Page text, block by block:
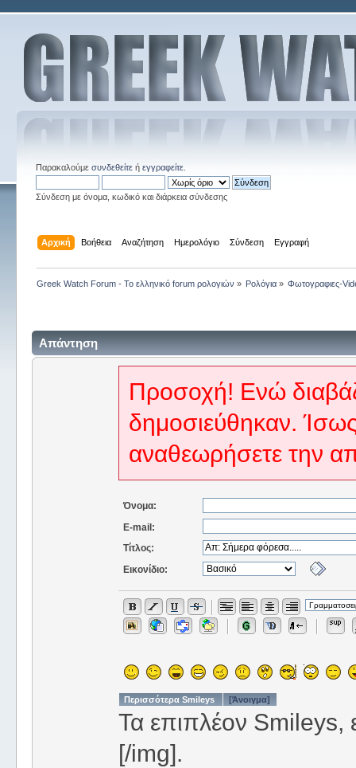
Παρακαλούμε συνδεθείτεή εγγραφείτε.
Σύνδεση με όνομα, κωδικό και διάρκεια σύνδεσης
Αρχική Βοήθεια Αναζήτηση Ημερολόγιο Σύνδεση Εγγραφή
Greek Watch Forum - Το ελληνικό forum ρολογιών » Ρολόγια » Φωτογραφιες-
Απάντηση
Προσοχή! Ενώ
δημοσιεύθηκαν.
αναθεωρήσετε την
Όνομα:
E-mail:
Τίτλος:
Εικονίδιο:
Περισσότερα Smileys [Άνοιγμα]
Τα επιπλέον Smileys,
[/img].